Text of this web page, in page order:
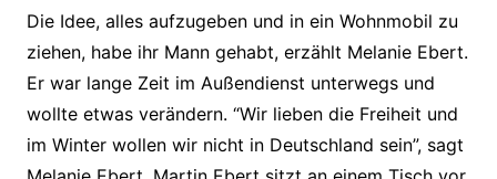
Die Idee, alles aufzugeben und in ein Wohnmobil zu
ziehen, habe ihr Mann gehabt, erzählt Melanie Ebert.
Er war lange Zeit im Außendienst unterwegs und
wollte etwas verändern. “Wir lieben die Freiheit und
im Winter wollen wir nicht in Deutschland sein”, sagt